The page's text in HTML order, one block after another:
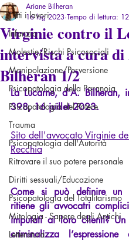
Tutti i lavori
Infanzia
Molestie/Rischi Psicosociali
Manipolazione/Perversione
Psicopatologia della Paranoia
Psicopatologia del Potere
Trauma
Psicopatologia dell'Autorità
Ritrovare il suo potere personale
Diritti sessuali/Educazione
Psicopatologia del Totalitarismo
Mitologia - Sapere degli Antichi
Letteratura
Virginie contro il
intervista a cura
Bilheran 1/2
Ariane Bilheran
16 lug 2023 Tempo di lettura:
La Lucarne, d'A. Bilheran,
398, 16 juillet 2023.
Sito dell'avvocato Virginie
Recchia
Come si può definire un
ritiene gli avvocatri
imputati ai loro clienti? Un
criminalizza